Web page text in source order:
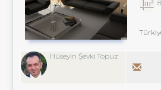
Hüseyin Şevki Topuz